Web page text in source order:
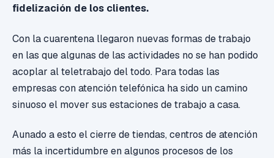
fidelización de los clientes.
Con la cuarentena llegaron nuevas formas de trabajo
en las que algunas de las actividades no se han podido
acoplar al teletrabajo del todo. Para todas las
empresas con atención telefónica ha sido un camino
sinuoso el mover sus estaciones de trabajo a casa.
Aunado a esto el cierre de tiendas, centros de atención
más la incertidumbre en algunos procesos de los